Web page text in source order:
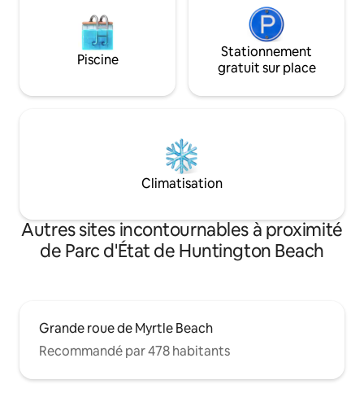
Piscine
Stationnement
gratuit sur place
Climatisation
Autres sites incontournables à proximité
de Parc d'État de Huntington Beach
Grande roue de Myrtle Beach
Recommandé par 478 habitants